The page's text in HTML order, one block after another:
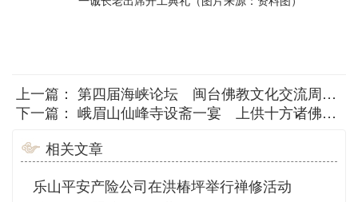
上一篇： 第四届海峡论坛 闽台佛教文化交流周在泉州开幕
下一篇： 峨眉山仙峰寺设斋一宴 上供十方诸佛 下及六和僧众
相关文章
乐山平安产险公司在洪椿坪举行禅修活动